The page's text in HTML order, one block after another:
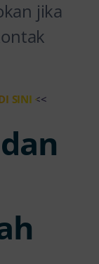
jika
SINI <<